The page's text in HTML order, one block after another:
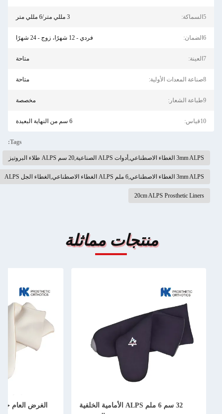
5السماكة: 3 مللي متر/6 مللي متر
6الضمان: فردي - 12 شهرًا، زوج - 24 شهرًا
7العينة: متاحة
8صناعة المعدات الأولية: متاحة
9طباعة الشعار: مخصصة
10قياس: 6 سم من النهاية البعيدة
Tags:
3mm ALPS الغطاء الاصطناعي,أدوات ALPS الصناعية,20 سم ALPS طلاء البروتيز
3mm ALPS الغطاء الاصطناعي,6 ملم ALPS الغطاء الاصطناعي,الغطاء الجل ALPS
20cm ALPS Prosthetic Liners
منتجات مماثلة
32 سم 6 ملم ALPS الأمامية الخلفية